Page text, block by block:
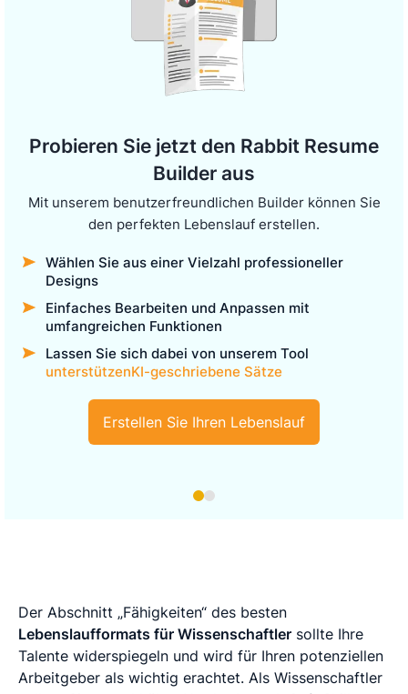
Probieren Sie jetzt den Rabbit Resume
Builder aus
Mit unserem benutzerfreundlichen Builder können Sie
den perfekten Lebenslauf erstellen.
Wählen Sie aus einer Vielzahl professioneller
Designs
Einfaches Bearbeiten und Anpassen mit
umfangreichen Funktionen
Lassen Sie sich dabei von unserem Tool
unterstützenKI-geschriebene Sätze
Erstellen Sie Ihren Lebenslauf
Der Abschnitt „Fähigkeiten“ des besten
Lebenslaufformats für Wissenschaftler sollte Ihre
Talente widerspiegeln und wird für Ihren potenziellen
Arbeitgeber als wichtig erachtet. Als Wissenschaftler